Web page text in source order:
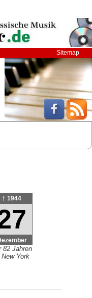
Sitemap
† 1944
82 Jahren
New York